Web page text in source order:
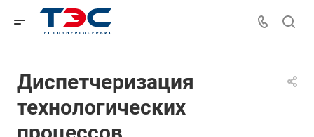
Диспетчеризация
технологических